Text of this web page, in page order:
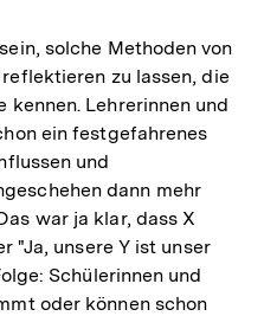
solche Methoden von
zu lassen, die
Lehrerinnen und
ein festgefahrenes
und
dann mehr
war ja klar, dass X
"Ja, unsere Y ist unser
Schülerinnen und
oder können schon